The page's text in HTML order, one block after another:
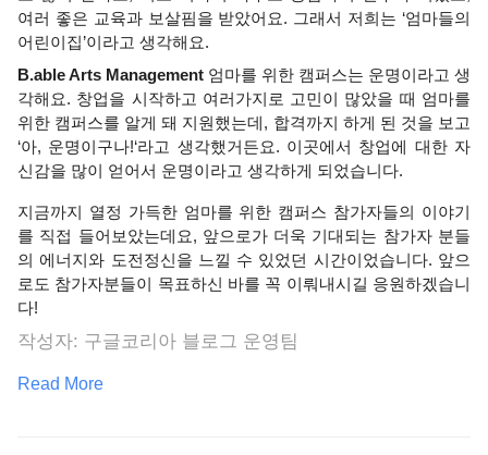
여러 좋은 교육과 보살핌을 받았어요. 그래서 저희는 ‘엄마들의
어린이집’이라고 생각해요.
B.able Arts Management 엄마를 위한 캠퍼스는 운명이라고 생
각해요. 창업을 시작하고 여러가지로 고민이 많았을 때 엄마를
위한 캠퍼스를 알게 돼 지원했는데, 합격까지 하게 된 것을 보고
‘아, 운명이구나!‘라고 생각했거든요. 이곳에서 창업에 대한 자
신감을 많이 얻어서 운명이라고 생각하게 되었습니다.
지금까지 열정 가득한 엄마를 위한 캠퍼스 참가자들의 이야기
를 직접 들어보았는데요, 앞으로가 더욱 기대되는 참가자 분들
의 에너지와 도전정신을 느낄 수 있었던 시간이었습니다. 앞으
로도 참가자분들이 목표하신 바를 꼭 이뤄내시길 응원하겠습니
다!
작성자: 구글코리아 블로그 운영팀
Read More